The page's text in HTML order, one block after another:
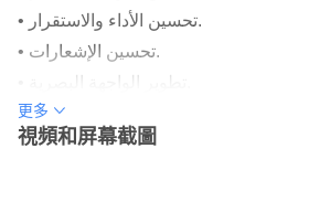
教育活動。
繪畫、繪畫和藝術創作。
提高學生能力的安全泉源。
數字和字母。
為您的學生提供安全的教育平台。
• تحسين الأداء والاستقرار.
• تحسين الإشعارات.
更多
視頻和屏幕截圖